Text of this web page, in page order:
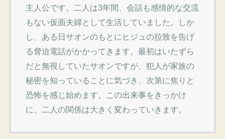
主人公です。二人は3年間、会話も感情的な交流
もない仮面夫婦として生活していました。しか
し、ある日サオンのもとにヒジュの拉致を告げ
る脅迫電話がかかってきます。最初はいたずら
だと無視していたサオンですが、犯人が家族の
秘密を知っていることに気づき、次第に焦りと
恐怖を感じ始めます。この出来事をきっかけ
に、二人の関係は大きく変わっていきます。